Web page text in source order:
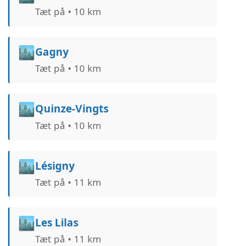
Tæt på • 10 km
🏙️Gagny
Tæt på • 10 km
🏙️Quinze-Vingts
Tæt på • 10 km
🏙️Lésigny
Tæt på • 11 km
🏙️Les Lilas
Tæt på • 11 km